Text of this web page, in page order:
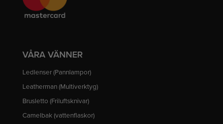
VÅRA VÄNNER
Ledlenser (Pannlampor)
Leatherman (Multiverktyg)
Brusletto (Friluftsknivar)
Camelbak (vattenflaskor)